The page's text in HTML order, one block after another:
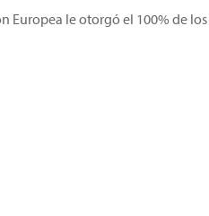
Europea le otorgó el 100% de los